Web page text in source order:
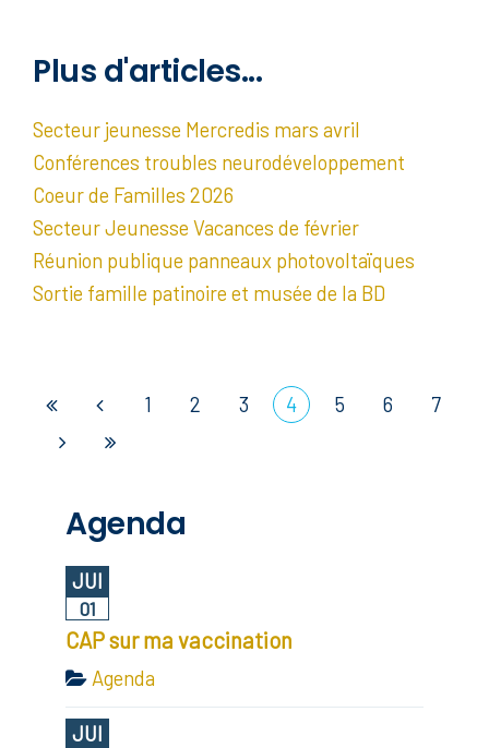
Plus d'articles...
Secteur jeunesse Mercredis mars avril
Conférences troubles neurodéveloppement
Coeur de Familles 2026
Secteur Jeunesse Vacances de février
Réunion publique panneaux photovoltaïques
Sortie famille patinoire et musée de la BD
1 2 3 4 5 6 7
Agenda
JUI
01
CAP sur ma vaccination
Agenda
JUI